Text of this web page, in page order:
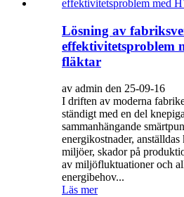
Lösning av
effektivitetsproblem
fläktar
av admin den 25-09-16
I driften av moderna
ständigt med en del
sammanhängande
energikostnader,
miljöer, skador på
av miljöfluktuationer och
energibehov...
Läs mer